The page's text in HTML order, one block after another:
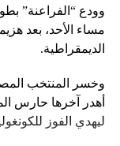
وودع “الفراعنة”
مساء الأحد، بعد
الديمقراطية.
أهدر آخرها حارس
ليهدي الفوز